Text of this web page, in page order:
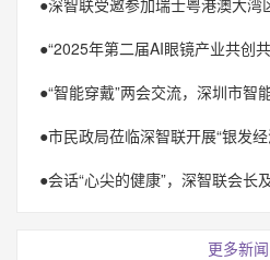
●“2025年第二届AI眼镜产业共创共赢峰会”成功
●“智能穿戴”两会交流，深圳市智
●市民政局莅临深智联开展“银发经济”调研
●会话“心尖的健康”，深智联会长及党支
更多新